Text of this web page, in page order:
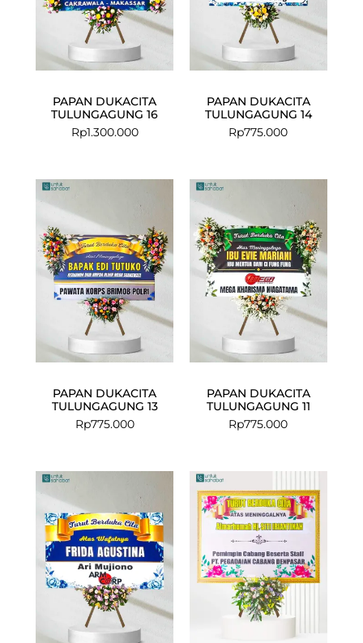
PAPAN DUKACITA
TULUNGAGUNG 16
Rp1.300.000
PAPAN DUKACITA
TULUNGAGUNG 14
Rp775.000
PAPAN DUKACITA
TULUNGAGUNG 13
Rp775.000
PAPAN DUKACITA
TULUNGAGUNG 11
Rp775.000
price
was:
Rp599.000.
price
is:
Rp575.000.